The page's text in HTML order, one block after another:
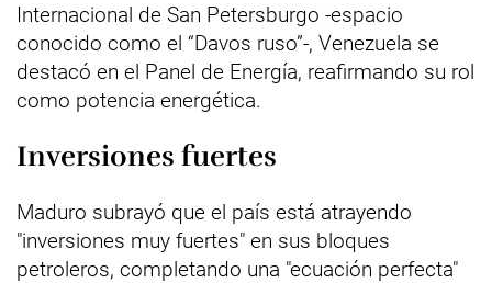
Internacional de San Petersburgo -espacio
conocido como el “Davos ruso”-, Venezuela se
destacó en el Panel de Energía, reafirmando su rol
como potencia energética.
Inversiones fuertes
Maduro subrayó que el país está atrayendo
"inversiones muy fuertes" en sus bloques
petroleros, completando una "ecuación perfecta"